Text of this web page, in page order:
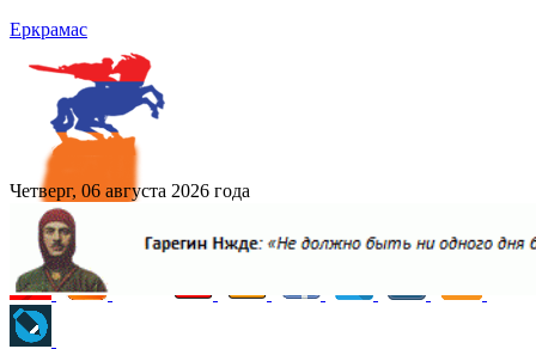
Еркрамас
Четверг, 06 августа 2026 года